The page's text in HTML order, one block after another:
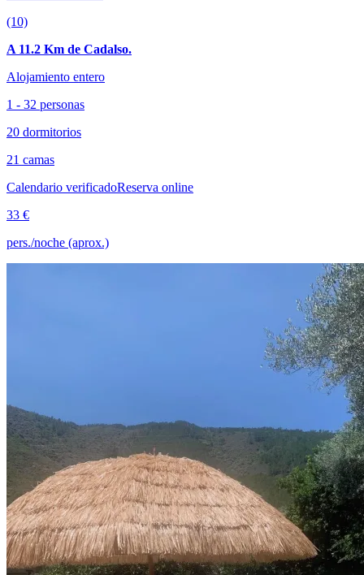
(10)
A 11.2 Km de Cadalso.
Alojamiento entero
1 - 32 personas
20 dormitorios
21 camas
Calendario verificadoReserva online
33 €
pers./noche (aprox.)